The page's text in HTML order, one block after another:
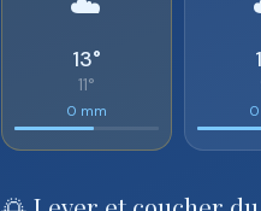
13°
11°
0 mm